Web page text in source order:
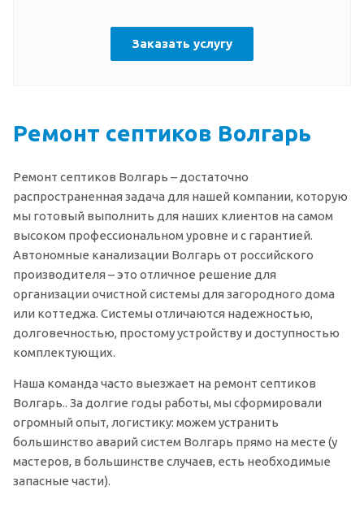
Заказать услугу
Ремонт септиков Волгарь
Ремонт септиков Волгарь – достаточно
распространенная задача для нашей компании, которую
мы готовый выполнить для наших клиентов на самом
высоком профессиональном уровне и с гарантией.
Автономные канализации Волгарь от российского
производителя – это отличное решение для
организации очистной системы для загородного дома
или коттеджа. Системы отличаются надежностью,
долговечностью, простому устройству и доступностью
комплектующих.
Наша команда часто выезжает на ремонт септиков
Волгарь.. За долгие годы работы, мы сформировали
огромный опыт, логистику: можем устранить
большинство аварий систем Волгарь прямо на месте (у
мастеров, в большинстве случаев, есть необходимые
запасные части).